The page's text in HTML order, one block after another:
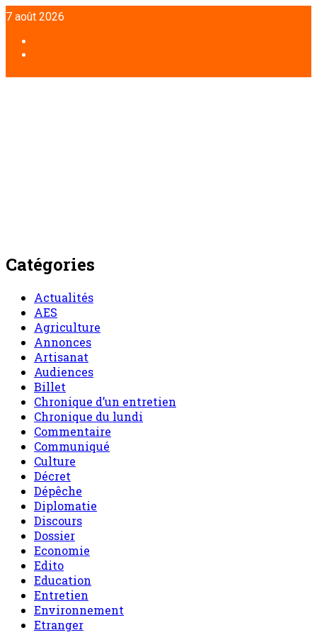
Aller
au
contenu
7 août 2026
Catégories
Actualités
AES
Agriculture
Annonces
Artisanat
Audiences
Billet
Chronique d’un entretien
Chronique du lundi
Commentaire
Communiqué
Culture
Décret
Dépêche
Diplomatie
Discours
Dossier
Economie
Edito
Education
Entretien
Environnement
Etranger